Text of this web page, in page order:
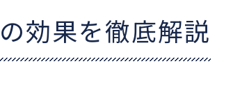
間や貼り替えのコツまとめ
ピングはいつまで貼ればよいか目安を解説
テーピング期間と回復度の関係を知る
効果を徹底解説